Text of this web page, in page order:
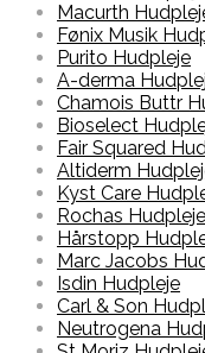
Macurth
Fønix Musik
Purito Hudpleje
A-derma
Chamois Buttr
Bioselect
Fair Squared
Altiderm
Kyst Care
Rochas Hudpleje
Hårstopp
Marc Jacobs
Isdin Hudpleje
Carl & Son
Neutrogena